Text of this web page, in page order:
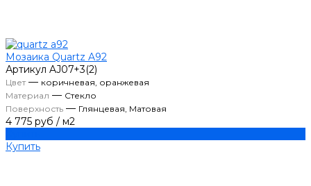
Мозаика Quartz A92
Артикул AJ07+3(2)
Цвет— коричневая, оранжевая
Материал — Стекло
Поверхность — Глянцевая, Матовая
4 775 руб / м2
Купить